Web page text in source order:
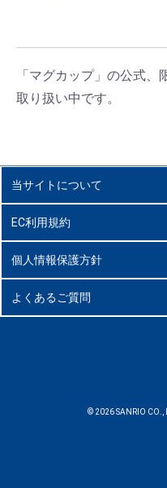
「マグカップ」の公式
取り扱い中です。
当サイトについて
EC利用規約
個人情報保護方針
よくあるご質問
© 2026 SANRIO CO.,